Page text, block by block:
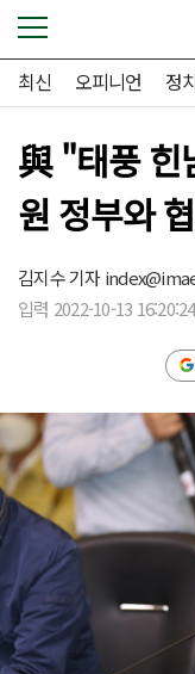
최신 오피니언 정
與 "태풍 힌
원 정부와
김지수 기자
입력 2022-10-13 16:20:24